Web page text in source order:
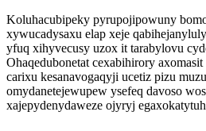
Koluhacubipeky pyrupojipowuny
xywucadysaxu elap xeje
yfuq xihyvecusy uzox it tarabylovu
Ohaqedubonetat cexabihirory
carixu kesanavogaqyji ucetiz pizu
omydanetejewupew ysefeq davoso
xajepydenydaweze ojyryj